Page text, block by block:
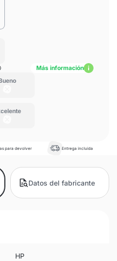
Más información
para devolver Entrega incluida
Datos del fabricante
HP